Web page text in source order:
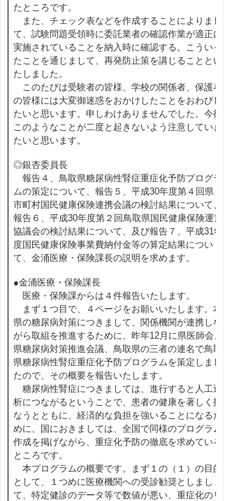
たところです。
また、チェック表などを作成することによりまし
て、試験問題受領時に委託業者の確認作業が適正に
実施されていることを納入時に確認する。こういっ
たことを通じまして、再発防止策を講じることとい
たしました。
このたびは受験者の皆様、学校の関係者、保護者
の皆様には大変御迷惑をおかけしたことをおわびし
たいと思います。申しわけありませんでした。今後
このようなことが二度と起きないよう注意していき
たいと思います。
◎銀杏委員長
報告４、鳥取県糖尿病性腎症重症化予防プログラ
ムの策定について、報告５、平成30年度第４回県・
市町村国民健康保険連携会議の検討結果について、
報告６、平成30年度第２回鳥取県国民健康保険運営
協議会の検討結果について、及び報告７、平成31年
度国民健康保険事業費納付金等の算定結果につい
て、金涌医療・保険課長の説明を求めます。
●金涌医療・保険課長
医療・保険課からは４件報告いたします。
まず１つ目で、４ページをお願いいたします。本
県の糖尿病対策につきまして、関係機関が連携しな
がら取組を推進するために、昨年12月に県医師会、
県糖尿病対策推進会議、鳥取県の三者の連名で鳥取
県糖尿病性腎症重症化予防プログラムを策定しまし
たので、その概要を報告いたします。
糖尿病性腎症につきましては、進行すると人工透
析につながるということで、患者の健康を著しく損
なうとともに、経済的な負担を強いることになるた
めに、国におきましては、全国で同様のプログラム
作成を掲げながら、重症化予防の徹底を求めている
ところです。
本プログラムの概要です。まず１の（１）の目的
として、１つめに医療機関への受診勧奨としまし
て、特定健診のデータ等で数値が悪い、重症化のリ